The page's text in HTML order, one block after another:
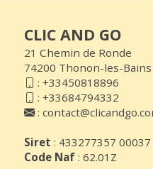
CLIC AND GO
21 Chemin de Ronde
74200 Thonon-les-Bains
: +33450818896
: +33684794332
:
Siret : 433277357 00037
Code Naf : 62.01Z